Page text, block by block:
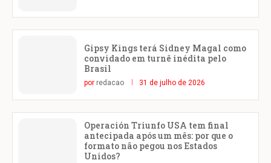
Gipsy Kings terá Sidney Magal como
convidado em turnê inédita pelo
Brasil
por redacao 31 de julho de 2026
Operación Triunfo USA tem final
antecipada após um mês: por que o
formato não pegou nos Estados
Unidos?